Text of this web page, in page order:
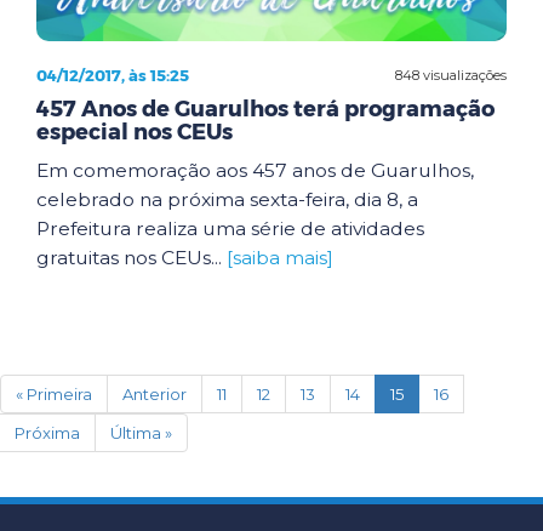
848 visualizações
04/12/2017, às 15:25
457 Anos de Guarulhos terá programação
especial nos CEUs
Em comemoração aos 457 anos de Guarulhos,
celebrado na próxima sexta-feira, dia 8, a
Prefeitura realiza uma série de atividades
gratuitas nos CEUs... [saiba mais]
« Primeira Anterior 11 12 13 14 15(current)
16
Próxima
Última »